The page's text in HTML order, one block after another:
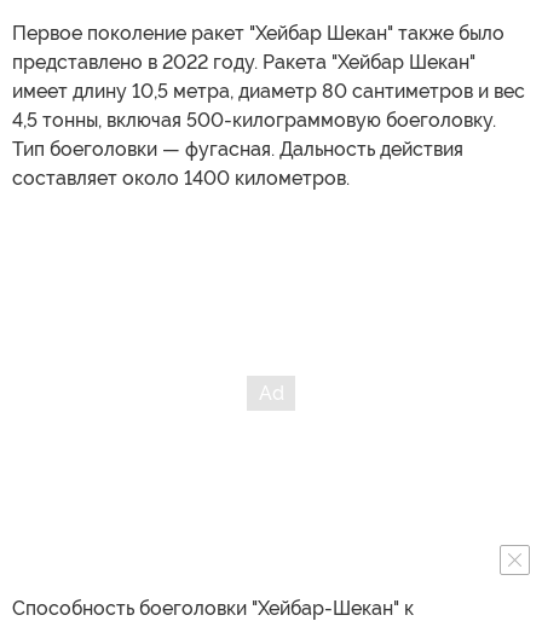
Первое поколение ракет "Хейбар Шекан" также было
представлено в 2022 году. Ракета "Хейбар Шекан"
имеет длину 10,5 метра, диаметр 80 сантиметров и вес
4,5 тонны, включая 500-килограммовую боеголовку.
Тип боеголовки — фугасная. Дальность действия
составляет около 1400 километров.
Способность боеголовки "Хейбар-Шекан" к